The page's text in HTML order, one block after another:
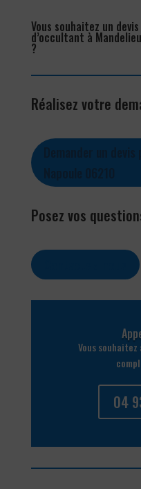
Vous souhaitez un
d’occultant à
?
Réalisez votre
Posez vos
Vous
04